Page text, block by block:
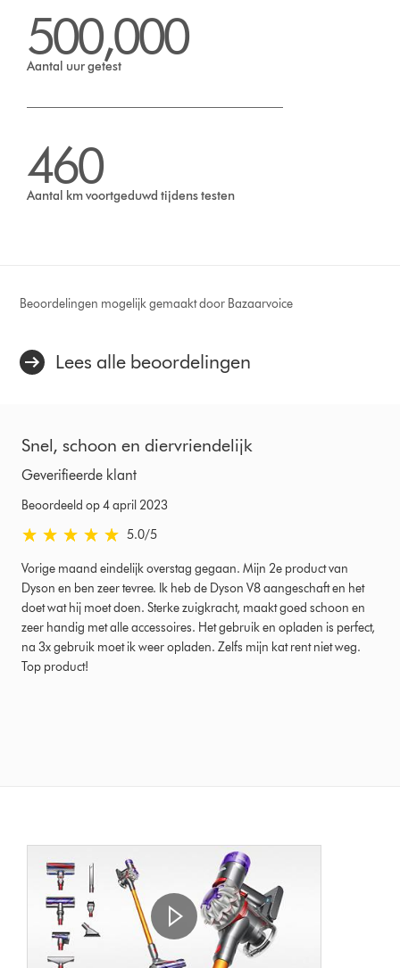
500,000
Aantal uur getest
460
Aantal km voortgeduwd tijdens testen
Beoordelingen mogelijk gemaakt door Bazaarvoice
Lees alle beoordelingen
Snel, schoon en diervriendelijk
Geverifieerde klant
Beoordeeld op 4 april 2023
5.0 sterren van 5 van Beoordeeld op 4 april 2023 Ratings
5.0/5
Vorige maand eindelijk overstag gegaan. Mijn 2e product van
Dyson en ben zeer tevree. Ik heb de Dyson V8 aangeschaft en het
doet wat hij moet doen. Sterke zuigkracht, maakt goed schoon en
zeer handig met alle accessoires. Het gebruik en opladen is perfect,
na 3x gebruik moet ik weer opladen. Zelfs mijn kat rent niet weg.
Top product!